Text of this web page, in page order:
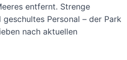
entfernt. Strenge
Personal – der Park
nach aktuellen